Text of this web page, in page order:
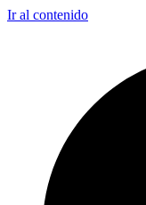
Ir al contenido